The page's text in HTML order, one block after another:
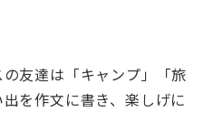
友達は「キャンプ」「旅
を作文に書き、楽しげに